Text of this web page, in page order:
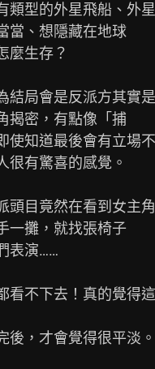
類型的外星飛船、外
當、想隱藏在地球
麼生存？
結局會是反派方其實
揭密，有點像「捕
使知道最後會有立場
很有驚喜的感覺。
頭目竟然在看到女主
一攤，就找張椅子
表演……
看不下去！真的覺得
後，才會覺得很平淡。